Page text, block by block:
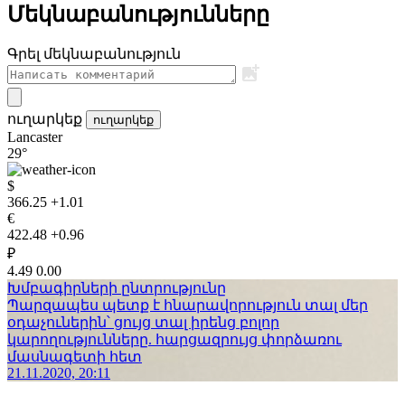
Մեկնաբանությունները
Գրել մեկնաբանություն
ուղարկեք ուղարկեք
Lancaster
29°
$
366.25 +1.01
€
422.48 +0.96
₽
4.49 0.00
Խմբագիրների ընտրությունը
Պարզապես պետք է հնարավորություն տալ մեր
օդաչուներին՝ ցույց տալ իրենց բոլոր
կարողությունները. հարցազրույց փորձառու
մասնագետի հետ
21.11.2020, 20:11